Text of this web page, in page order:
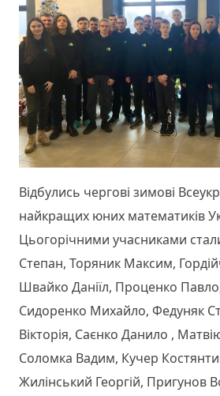
Відбулись чергові зимові
найкращих юних математиків
Цьогорічними учасниками
Степан, Торяник Максим,
Швайко Даніїл, Проценко
Сидоренко Михайло, Федуняк
Вікторія, Саєнко Данило ,
Соломка Вадим, Кучер
Жилінський Георгій, Пригунов